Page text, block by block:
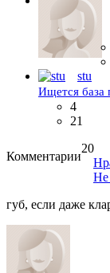
stu
Ищется база
4
21
Комментарии
20
Не
губ, если даже